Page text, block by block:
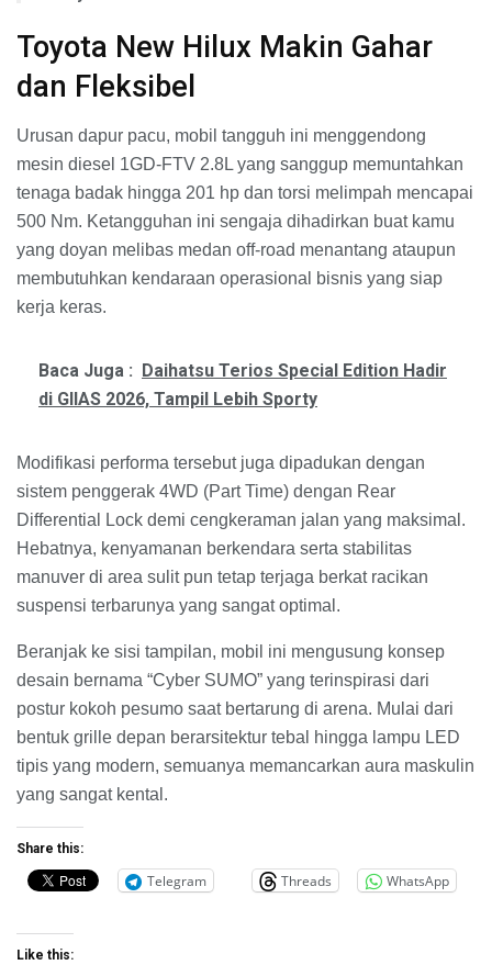
Toyota New Hilux Makin Gahar
dan Fleksibel
Urusan dapur pacu, mobil tangguh ini menggendong
mesin diesel 1GD-FTV 2.8L yang sanggup memuntahkan
tenaga badak hingga 201 hp dan torsi melimpah mencapai
500 Nm. Ketangguhan ini sengaja dihadirkan buat kamu
yang doyan melibas medan off-road menantang ataupun
membutuhkan kendaraan operasional bisnis yang siap
kerja keras.
Baca Juga : Daihatsu Terios Special Edition Hadir
di GIIAS 2026, Tampil Lebih Sporty
Modifikasi performa tersebut juga dipadukan dengan
sistem penggerak 4WD (Part Time) dengan Rear
Differential Lock demi cengkeraman jalan yang maksimal.
Hebatnya, kenyamanan berkendara serta stabilitas
manuver di area sulit pun tetap terjaga berkat racikan
suspensi terbarunya yang sangat optimal.
Beranjak ke sisi tampilan, mobil ini mengusung konsep
desain bernama “Cyber SUMO” yang terinspirasi dari
postur kokoh pesumo saat bertarung di arena. Mulai dari
bentuk grille depan berarsitektur tebal hingga lampu LED
tipis yang modern, semuanya memancarkan aura maskulin
yang sangat kental.
Share this:
Telegram Threads WhatsApp
Like this: